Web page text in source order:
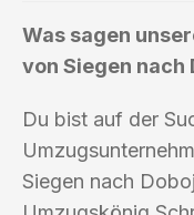
Was sagen
von Siegen nach
Du bist auf der
Siegen nach